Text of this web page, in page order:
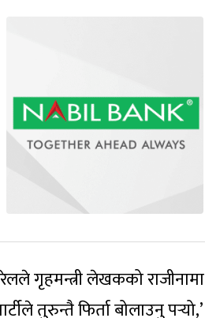
गृहमन्त्री लेखकको राजीनामा
तुरुन्तै फिर्ता बोलाउनु पर्‍यो,’